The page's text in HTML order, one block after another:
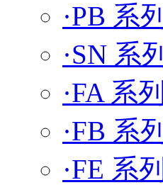
·PB 系列
·SN 系列
·FA 系列
·FB 系列
·FE 系列